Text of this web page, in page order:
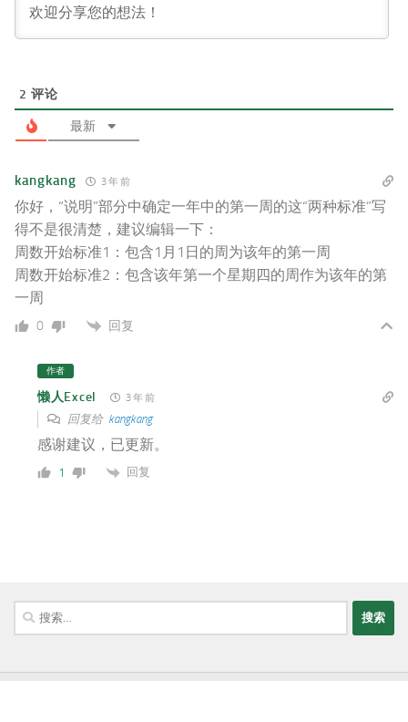
2 评论
最新
kangkang 3 年 前
你好，“说明”部分中确定一年中的第一周的这“两种标准”写
得不是很清楚，建议编辑一下：
周数开始标准1： 包含1月1日的周为该年的第一周
周数开始标准2：包含该年第一个星期四的周作为该年的第
一周
0 回复
作者
懒人Excel 3 年 前
回复给 kangkang
感谢建议，已更新。
1 回复
搜
索：